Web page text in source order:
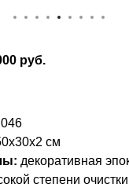
руб.
046
см
декоративная
степени